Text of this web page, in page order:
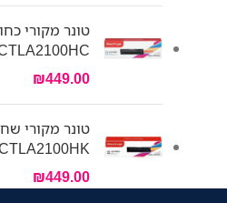
₪449.00
₪449.00